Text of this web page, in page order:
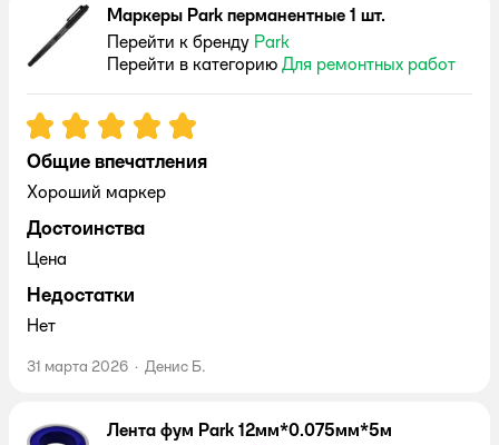
Маркеры Park перманентные 1 шт.
Перейти к бренду Park
Перейти в категорию Для ремонтных работ
Рейтинг:5
Общие впечатления
Хороший маркер
Достоинства
Цена
Недостатки
Нет
31 марта 2026 · Денис Б.
Лента фум Park 12мм*0.075мм*5м